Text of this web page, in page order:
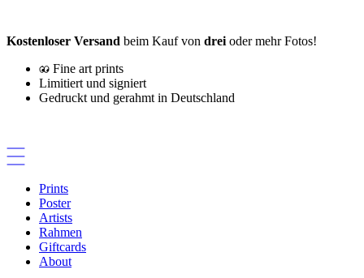
springen
Kostenloser Versand beim Kauf von drei oder mehr Fotos!
Fine art prints
Limitiert und signiert
Gedruckt und gerahmt in Deutschland
Prints
Poster
Artists
Rahmen
Giftcards
About